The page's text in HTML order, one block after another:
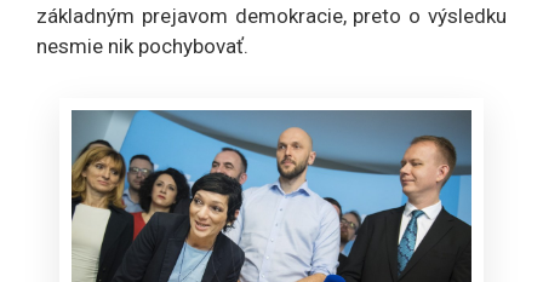
základným prejavom demokracie, preto o výsledku
nesmie nik pochybovať.